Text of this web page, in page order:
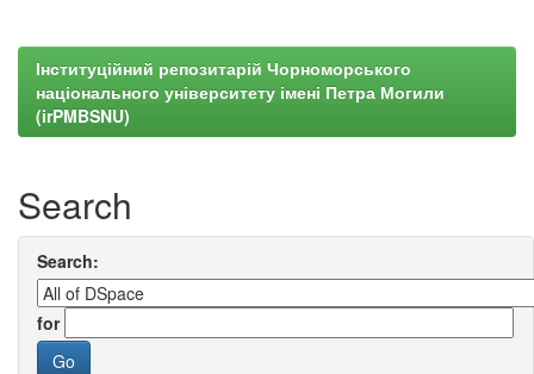
Інституційний репозитарій Чорноморського
національного університету імені Петра Могили
(irPMBSNU)
Search
Search:
for